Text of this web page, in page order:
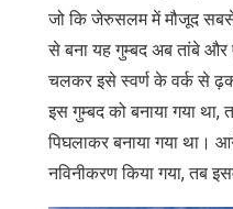
जो कि जेरुसलम में मौजूद सबसे
से बना यह गुम्बद अब तांबे और
चलकर इसे स्वर्ण के वर्क से
इस गुम्बद को बनाया गया
पिघलाकर बनाया गया था।
नविनीकरण किया गया, तब